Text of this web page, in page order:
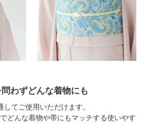
わずどんな着物にも
てご使用いただけます。
どんな着物や帯にもマッチする使いやす